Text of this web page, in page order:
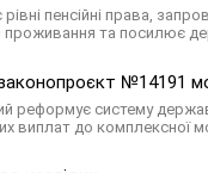
пенсійні права,
та посилює
№14191
систему
виплат до комплексної